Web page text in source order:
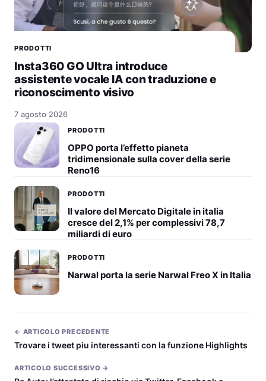
PRODOTTI
Insta360 GO Ultra introduce
assistente vocale IA con traduzione e
riconoscimento visivo
7 agosto 2026
PRODOTTI
OPPO porta l’effetto pianeta
tridimensionale sulla cover della serie
Reno16
PRODOTTI
Il valore del Mercato Digitale in italia
cresce del 2,1% per complessivi 78,7
miliardi di euro
PRODOTTI
Narwal porta la serie Narwal Freo X in Italia
← ARTICOLO PRECEDENTE
Trovare i tweet piu interessanti con la funzione Highlights
ARTICOLO SUCCESSIVO →